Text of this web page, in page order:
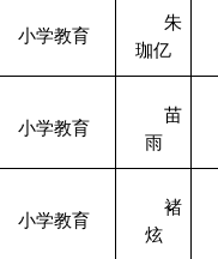
小学教育
朱
珈亿
小学教育
苗
雨
小学教育
褚
炫